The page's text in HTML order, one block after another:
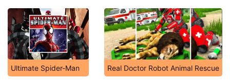
Ultimate Spider-Man Real Doctor Robot Animal Rescue